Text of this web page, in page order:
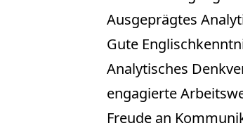
Ausgeprägtes
Gute
Analytisches
engagierte
Freude an